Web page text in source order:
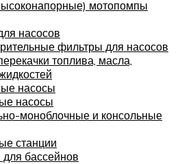
мотопомпы
насосов
фильтры для насосов
топлива, масла,
насосы
насосы
моноблочные и консольные
станции
бассейнов